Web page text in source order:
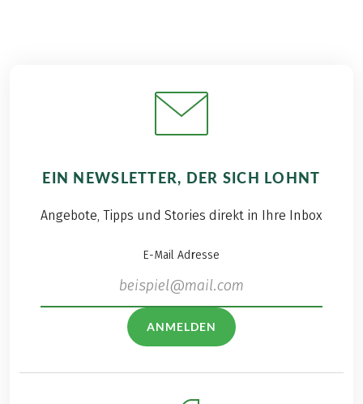
EIN NEWSLETTER, DER SICH LOHNT
Angebote, Tipps und Stories direkt in Ihre Inbox
E-Mail Adresse
ANMELDEN